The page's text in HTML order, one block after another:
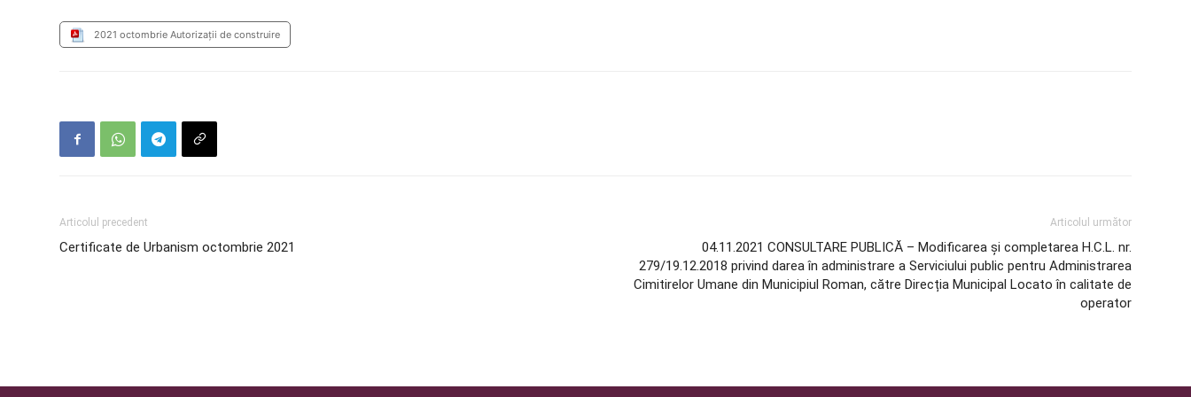
2021 octombrie Autorizații de construire
Articolul precedent
Certificate de Urbanism octombrie 2021
Articolul următor
04.11.2021 CONSULTARE PUBLICĂ – Modificarea și completarea H.C.L. nr.
279/19.12.2018 privind darea în administrare a Serviciului public pentru Administrarea
Cimitirelor Umane din Municipiul Roman, către Direcția Municipal Locato în calitate de
operator